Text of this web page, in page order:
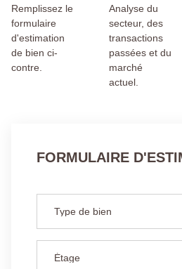
Remplissez le
formulaire
d'estimation
de bien ci-
contre.
Analyse du
secteur, des
transactions
passées et du
marché
actuel.
FORMULAIRE